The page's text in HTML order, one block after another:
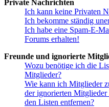
Private Nachrichten
Ich kann keine Privaten
Ich bekomme ständig
Ich habe eine Spam-E-
Forums erhalten!
Freunde und ignorierte
Wozu benötige ich die
Mitglieder?
Wie kann ich Mitglieder
der ignorierten Mitglieder
den Listen entfernen?